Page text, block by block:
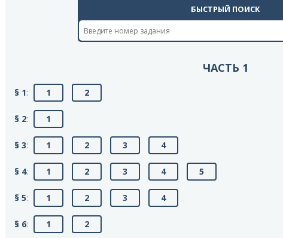
БЫСТРЫЙ ПОИСК
ЧАСТЬ 1
§ 1: 1 2
§ 2: 1
§ 3: 1 2 3 4
§ 4: 1 2 3 4 5
§ 5: 1 2 3 4
§ 6: 1 2